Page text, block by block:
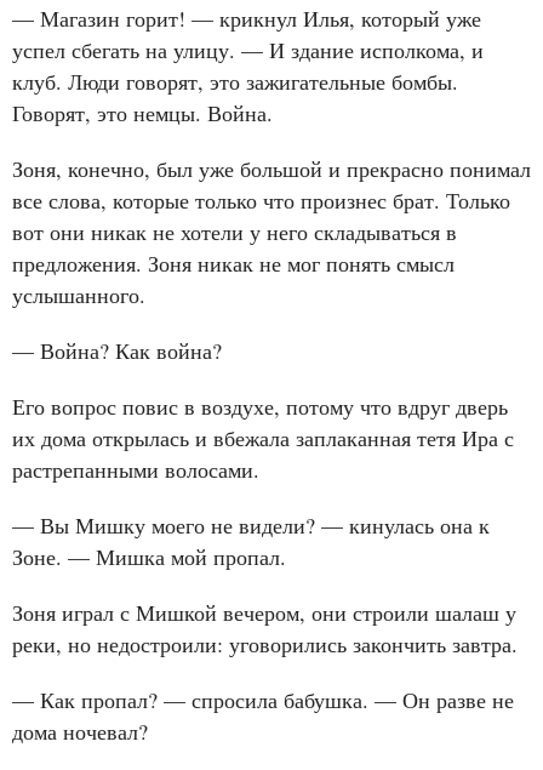
— Магазин горит! — крикнул Илья, который уже
успел сбегать на улицу. — И здание исполкома, и
клуб. Люди говорят, это зажигательные бомбы.
Говорят, это немцы. Война.
Зоня, конечно, был уже большой и прекрасно понимал
все слова, которые только что произнес брат. Только
вот они никак не хотели у него складываться в
предложения. Зоня никак не мог понять смысл
услышанного.
— Война? Как война?
Его вопрос повис в воздухе, потому что вдруг дверь
их дома открылась и вбежала заплаканная тетя Ира с
растрепанными волосами.
— Вы Мишку моего не видели? — кинулась она к
Зоне. — Мишка мой пропал.
Зоня играл с Мишкой вечером, они строили шалаш у
реки, но недостроили: уговорились закончить завтра.
— Как пропал? — спросила бабушка. — Он разве не
дома ночевал?